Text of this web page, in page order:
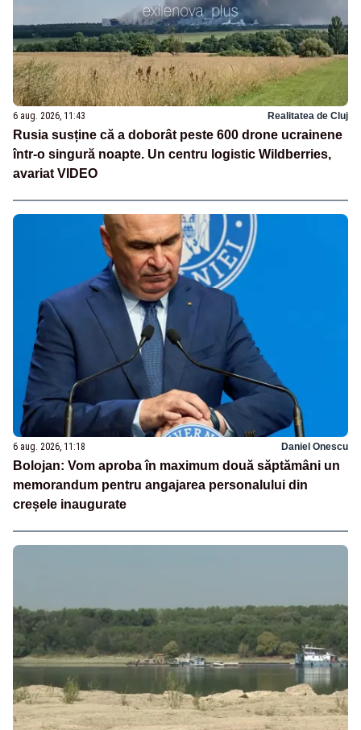
6 aug. 2026, 11:43 Realitatea de Cluj
Rusia susține că a doborât peste 600 drone ucrainene
într-o singură noapte. Un centru logistic Wildberries,
avariat VIDEO
6 aug. 2026, 11:18 Daniel Onescu
Bolojan: Vom aproba în maximum două săptămâni un
memorandum pentru angajarea personalului din
creșele inaugurate